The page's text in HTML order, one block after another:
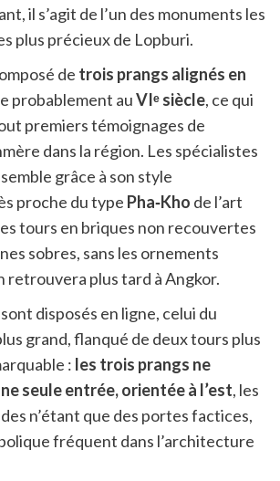
il s’agit de l’un des monuments les
plus précieux de Lopburi.
de trois prangs alignés en
probablement auVIᵉ siècle, ce qui
premiers témoignages de
dans la région. Les spécialistes
grâce à son style
proche du type Pha‑Kho de l’art
tours en briques non recouvertes
sobres, sans les ornements
retrouvera plus tard à Angkor.
disposés en ligne, celui du
grand, flanqué de deux tours plus
: les trois prangs ne
seule entrée, orientée à l’est, les
n’étant que des portes factices,
fréquent dans l’architecture